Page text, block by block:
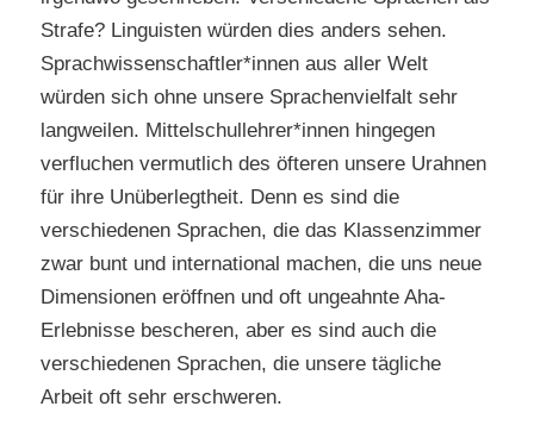
Strafe? Linguisten würden dies anders sehen.
Sprachwissenschaftler*innen aus aller Welt
würden sich ohne unsere Sprachenvielfalt sehr
langweilen. Mittelschullehrer*innen hingegen
verfluchen vermutlich des öfteren unsere Urahnen
für ihre Unüberlegtheit. Denn es sind die
verschiedenen Sprachen, die das Klassenzimmer
zwar bunt und international machen, die uns neue
Dimensionen eröffnen und oft ungeahnte Aha-
Erlebnisse bescheren, aber es sind auch die
verschiedenen Sprachen, die unsere tägliche
Arbeit oft sehr erschweren.